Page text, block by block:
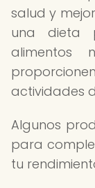
salud y
una dieta
alimentos
actividades
Algunos
para
tu